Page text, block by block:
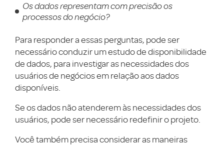
Os dados representam com precisão os
processos do negócio?
Para responder a essas perguntas, pode ser
necessário conduzir um estudo de disponibilidade
de dados, para investigar as necessidades dos
usuários de negócios em relação aos dados
disponíveis.
Se os dados não atenderem às necessidades dos
usuários, pode ser necessário redefinir o projeto.
Você também precisa considerar as maneiras